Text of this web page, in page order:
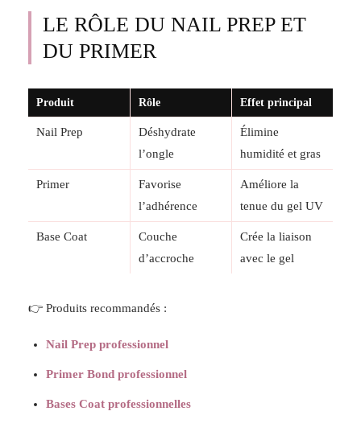
LE RÔLE DU NAIL PREP ET
DU PRIMER
Produit Rôle Effet principal
Nail Prep
Déshydrate
l’ongle
Élimine
humidité et gras
Primer
Favorise
l’adhérence
Améliore la
tenue du gel UV
Base Coat
Couche
d’accroche
Crée la liaison
avec le gel
👉 Produits recommandés :
Nail Prep professionnel
Primer Bond professionnel
Bases Coat professionnelles